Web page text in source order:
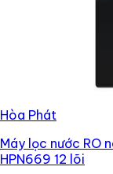
Hòa Phát
Máy lọc nước RO
HPN669 12 lõi